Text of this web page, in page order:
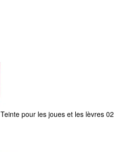
Teinte pour les joues et les lèvres 02